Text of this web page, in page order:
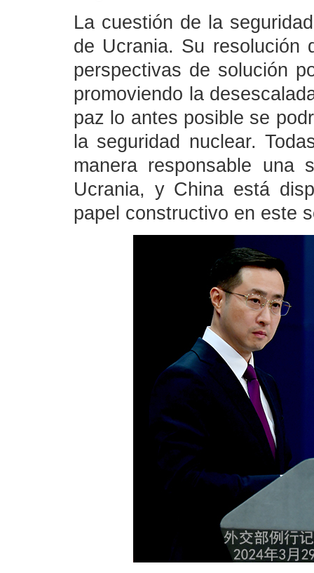
La cuestión de la
de Ucrania. Su resolución
perspectivas de solución
promoviendo la
paz lo antes posible se
la seguridad nuclear.
manera responsable una
Ucrania, y China está
papel constructivo en este